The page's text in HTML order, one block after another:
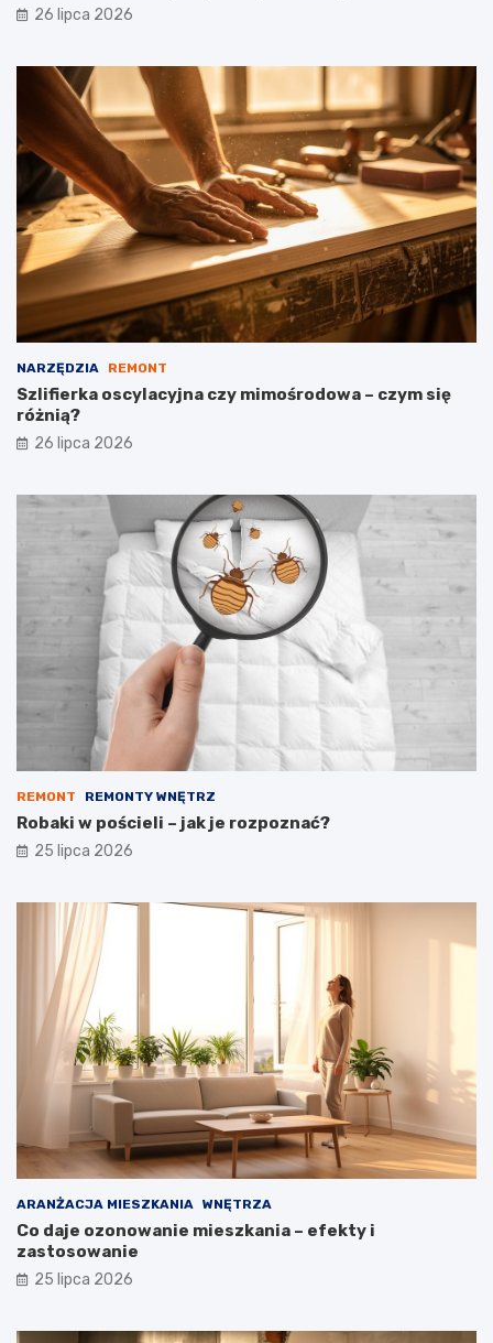
26 lipca 2026
NARZĘDZIA REMONT
Szlifierka oscylacyjna czy mimośrodowa – czym się
różnią?
26 lipca 2026
REMONT REMONTY WNĘTRZ
Robaki w pościeli – jak je rozpoznać?
25 lipca 2026
ARANŻACJA MIESZKANIA WNĘTRZA
Co daje ozonowanie mieszkania – efekty i
zastosowanie
25 lipca 2026